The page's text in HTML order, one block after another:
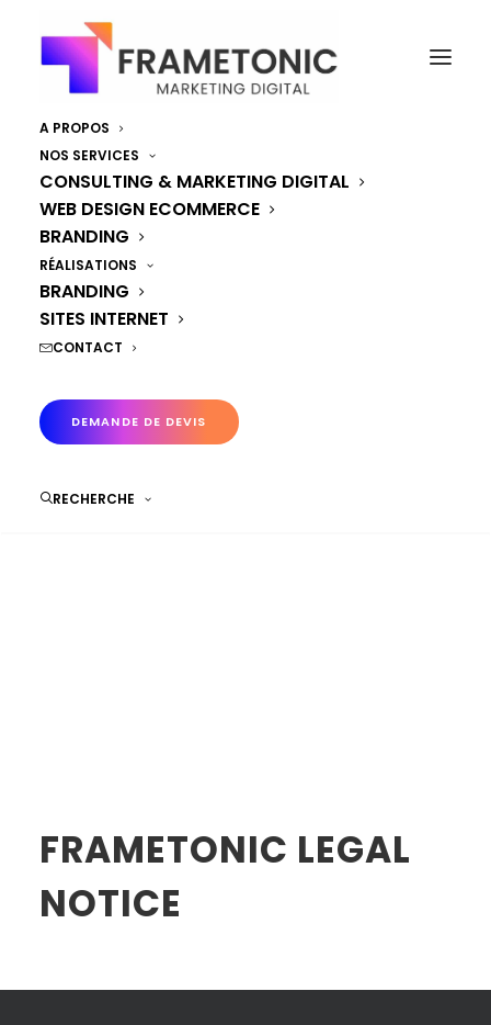
A PROPOS
NOS SERVICES
CONSULTING & MARKETING DIGITAL
WEB DESIGN ECOMMERCE
BRANDING
RÉALISATIONS
BRANDING
SITES INTERNET
CONTACT
DEMANDE DE DEVIS
RECHERCHE
FRAMETONIC LEGAL
NOTICE